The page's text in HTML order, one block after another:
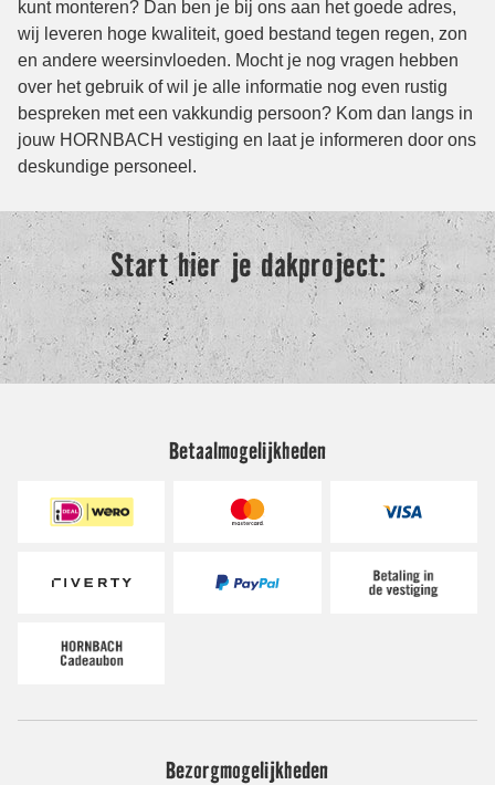
Betaalmogelijkheden
Bezorgmogelijkheden